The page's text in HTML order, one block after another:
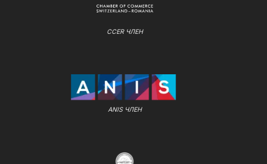
CCER ЧЛЕН
ANIS ЧЛЕН